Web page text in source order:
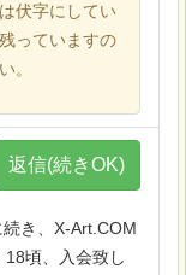
伏字にしてい
っていますの
。
返信(続きOK)
続き、X-Art.COM
頃、入会致し